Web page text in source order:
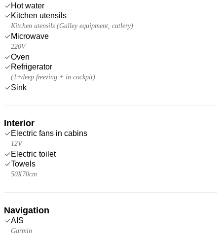
Hot water
Kitchen utensils
Kitchen utensils (Galley equipment, cutlery)
Microwave
220V
Oven
Refrigerator
(1+deep freezing + in cockpit)
Sink
Interior
Electric fans in cabins
12V
Electric toilet
Towels
50X70cm
Navigation
AIS
Garmin